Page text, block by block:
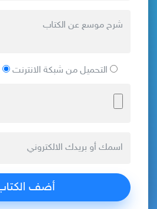
التحميل من شبكة الانترنت